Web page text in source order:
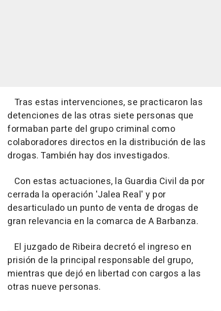
Tras estas intervenciones, se practicaron las
detenciones de las otras siete personas que
formaban parte del grupo criminal como
colaboradores directos en la distribución de las
drogas. También hay dos investigados.
Con estas actuaciones, la Guardia Civil da por
cerrada la operación 'Jalea Real' y por
desarticulado un punto de venta de drogas de
gran relevancia en la comarca de A Barbanza.
El juzgado de Ribeira decretó el ingreso en
prisión de la principal responsable del grupo,
mientras que dejó en libertad con cargos a las
otras nueve personas.